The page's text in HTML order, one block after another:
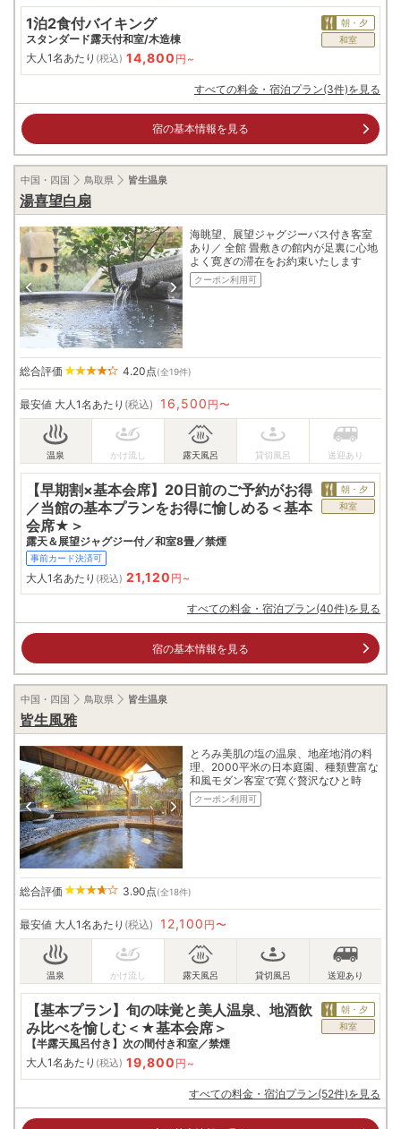
1泊2食付バイキング
スタンダード露天付和室/木造棟
朝・夕
和室
大人1名あたり (税込) 14,800 円~
すべての料金・宿泊プラン(3件)を見る
宿の基本情報を見る
中国・四国 鳥取県 皆生温泉
湯喜望白扇
海眺望、展望ジャグジーバス付き客室
あり／ 全館 畳敷きの館内が足裏に心地
よく寛ぎの滞在をお約束いたします
クーポン利用可
総合評価 4.20点(全19件)
最安値 大人1名あたり (税込) 16,500 円〜
【早期割×基本会席】20日前のご予約がお得
／当館の基本プランをお得に愉しめる＜基本
会席★＞
露天＆展望ジャグジー付／和室8畳／禁煙
事前カード決済可
朝・夕
和室
大人1名あたり (税込) 21,120 円~
すべての料金・宿泊プラン(40件)を見る
宿の基本情報を見る
中国・四国 鳥取県 皆生温泉
皆生風雅
とろみ美肌の塩の温泉、地産地消の料
理、2000平米の日本庭園、種類豊富な
和風モダン客室で寛ぐ贅沢なひと時
クーポン利用可
総合評価 3.90 点(全18件)
最安値 大人1名あたり (税込) 12,100 円〜
【基本プラン】旬の味覚と美人温泉、地酒飲
み比べを愉しむ＜★基本会席＞
【半露天風呂付き】次の間付き和室／禁煙
朝・夕
和室
大人1名あたり (税込) 19,800 円~
すべての料金・宿泊プラン(52件)を見る